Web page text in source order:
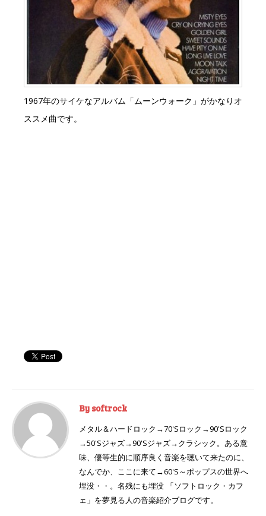
1967年のサイケなアルバム「ムーンウォーク」がかなりオ
ススメ曲です。
By softrock
メタル＆ハードロック→70'Sロック→90'Sロック
→50'Sジャズ→90'Sジャズ→クラシック。ある意
味、優等生的に順序良く音楽を聴いて来たのに、
なんでか、ここに来て→60'S～ポップスの世界へ
埋没・・。名残にも埋没 「ソフトロック・カフ
ェ」を夢見る人の音楽紹介ブログです。